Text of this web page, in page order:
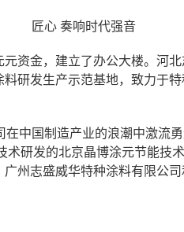
匠心 奏响时代强音
资金，建立了办公大楼。河
研发生产示范基地，致力于特
中国制造产业的浪潮中激流
术研发的北京晶博涂元节能技
州志盛威华特种涂料有限公